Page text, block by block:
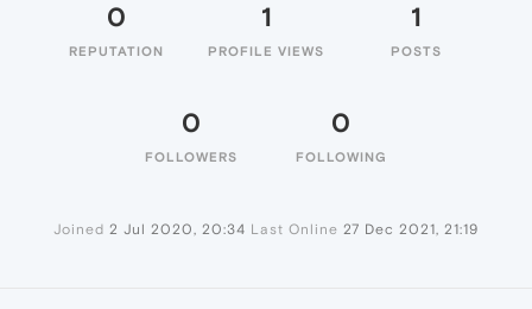
0
REPUTATION
1
PROFILE VIEWS
1
POSTS
0
FOLLOWERS
0
FOLLOWING
Joined 2 Jul 2020, 20:34 Last Online 27 Dec 2021, 21:19